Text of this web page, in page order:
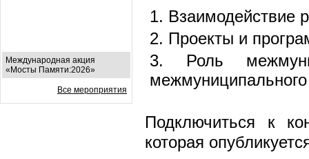
Международная акция
«Мосты Памяти:2026»
Все мероприятия
1. Взаимодействие
2. Проекты и
3. Роль
межмуниципального
Подключиться к
которая